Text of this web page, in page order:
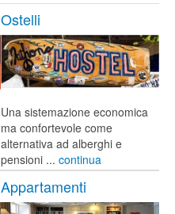
Ostelli
Una sistemazione economica
ma confortevole come
alternativa ad alberghi e
pensioni ... continua
Appartamenti